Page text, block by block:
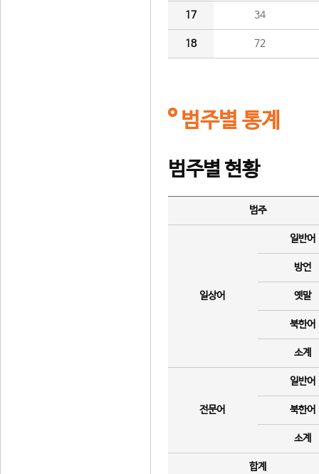
17 34
18 72
범주별 통계
범주별 현황
범주
일상어
일반어
방언
옛말
북한어
소계
전문어
일반어
북한어
소계
합계